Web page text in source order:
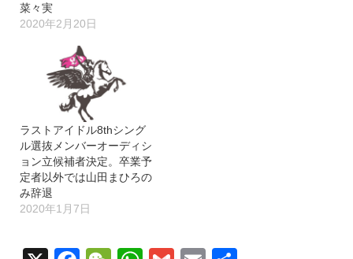
菜々実
2020年2月20日
ラストアイドル8thシング
ル選抜メンバーオーディシ
ョン立候補者決定。卒業予
定者以外では山田まひろの
み辞退
2020年1月7日